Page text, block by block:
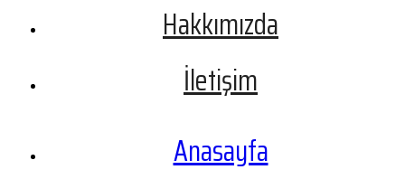
Hakkımızda
İletişim
Anasayfa